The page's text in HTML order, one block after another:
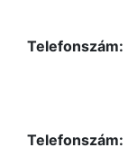
Telefonszám:
Telefonszám: